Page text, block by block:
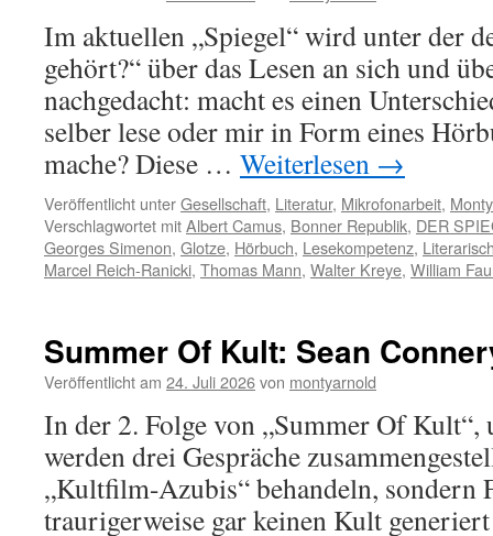
Im aktuellen „Spiegel“ wird unter der
gehört?“ über das Lesen an sich und
nachgedacht: macht es einen
selber lese oder mir in Form eines
mache? Diese … Weiterlesen →
Veröffentlicht unterGesellschaft, Literatur, Mikrofonarbeit,
Verschlagwortet mitAlbert Camus, Bonner Republik, DER
Georges Simenon, Glotze, Hörbuch, Lesekompetenz,
Marcel Reich-Ranicki, Thomas Mann, Walter Kreye, William
Summer Of Kult: Sean
Veröffentlicht am 24. Juli 2026von montyarnold
In der 2. Folge von „Summer Of Kult“,
werden drei Gespräche
„Kultfilm-Azubis“ behandeln, sondern
traurigerweise gar keinen Kult